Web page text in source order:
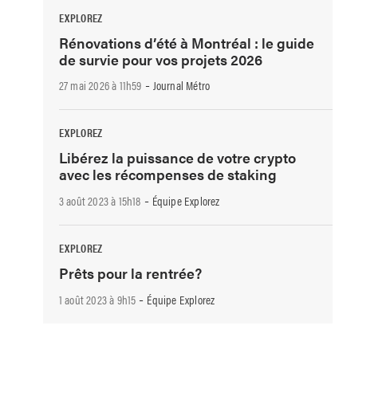
EXPLOREZ
Rénovations d’été à Montréal : le guide
de survie pour vos projets 2026
27 mai 2026 à 11h59 -Journal Métro
EXPLOREZ
Libérez la puissance de votre crypto
avec les récompenses de staking
3 août 2023 à 15h18 - Équipe Explorez
EXPLOREZ
Prêts pour la rentrée?
1 août 2023 à 9h15 - Équipe Explorez